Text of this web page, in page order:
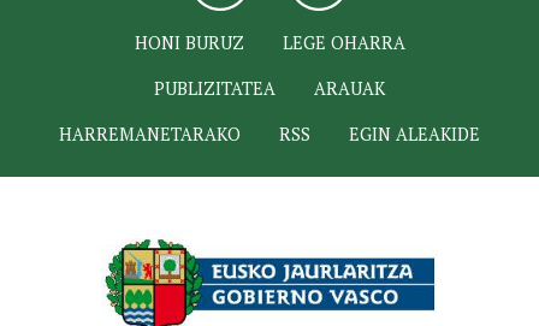
HONI BURUZ
LEGE OHARRA
PUBLIZITATEA
ARAUAK
HARREMANETARAKO
RSS EGIN ALEAKIDE